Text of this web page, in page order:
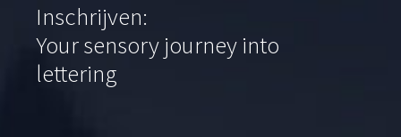
Inschrijven:
Your sensory journey into
lettering